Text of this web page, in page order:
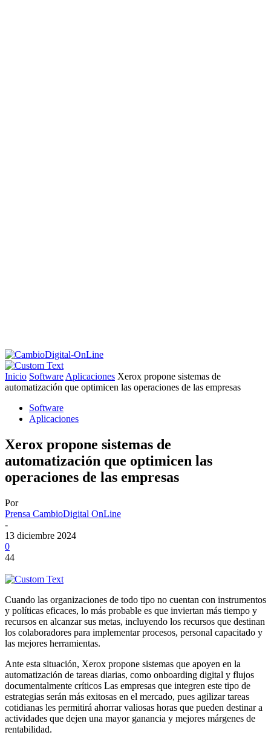
Inicio Software Aplicaciones Xerox propone sistemas de
automatización que optimicen las operaciones de las empresas
Software
Aplicaciones
Xerox propone sistemas de
automatización que optimicen las
operaciones de las empresas
Por
Prensa CambioDigital OnLine
-
13 diciembre 2024
0
44
Cuando las organizaciones de todo tipo no cuentan con instrumentos
y políticas eficaces, lo más probable es que inviertan más tiempo y
recursos en alcanzar sus metas, incluyendo los recursos que destinan
los colaboradores para implementar procesos, personal capacitado y
las mejores herramientas.
Ante esta situación, Xerox propone sistemas que apoyen en la
automatización de tareas diarias, como onboarding digital y flujos
documentalmente críticos Las empresas que integren este tipo de
estrategias serán más exitosas en el mercado, pues agilizar tareas
cotidianas les permitirá ahorrar valiosas horas que pueden destinar a
actividades que dejen una mayor ganancia y mejores márgenes de
rentabilidad.